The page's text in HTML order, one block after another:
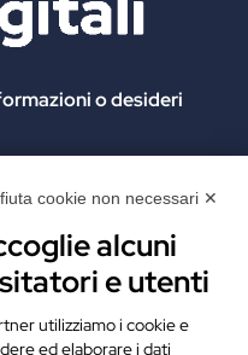
o desideri
cookie non necessari ✕
alcuni
e utenti
utilizziamo i cookie e
ed elaborare i dati